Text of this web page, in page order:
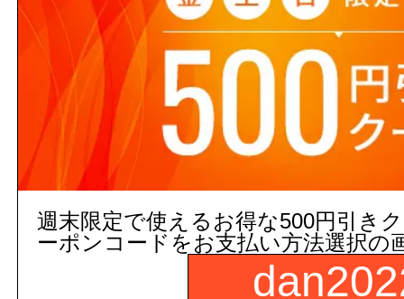
3,000円以上(税込) のご注文
５営業日出荷(メーカー手配品)
250016000000
品番：
YT500#NW1
販売価格
週末限定で使えるお得な500円引き
ーポンコードをお支払い方法選択の